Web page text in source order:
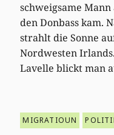
schweigsame
den Donbass kam.
strahlt die Sonne
Nordwesten
Lavelle blickt man
MIGRATIOUN